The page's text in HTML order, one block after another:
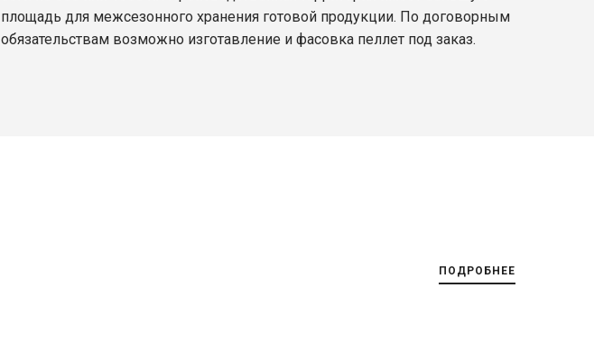
площадь для межсезонного хранения готовой продукции. По договорным
обязательствам возможно изготавление и фасовка пеллет под заказ.
ПОДРОБНЕЕ